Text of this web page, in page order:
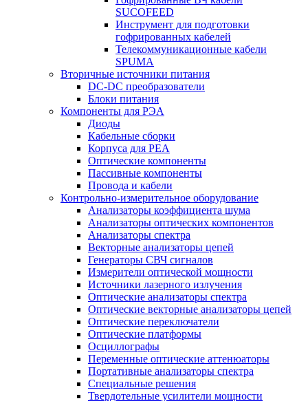
SUCOFEED
Инструмент для подготовки
гофрированных кабелей
Телекоммуникационные кабели
SPUMA
Вторичные источники питания
DC-DC преобразователи
Блоки питания
Компоненты для РЭА
Диоды
Кабельные сборки
Корпуса для РЕА
Оптические компоненты
Пассивные компоненты
Провода и кабели
Контрольно-измерительное оборудование
Анализаторы коэффициента шума
Анализаторы оптических компонентов
Анализаторы спектра
Векторные анализаторы цепей
Генераторы СВЧ сигналов
Измерители оптической мощности
Источники лазерного излучения
Оптические анализаторы спектра
Оптические векторные анализаторы цепей
Оптические переключатели
Оптические платформы
Осциллографы
Переменные оптические аттенюаторы
Портативные анализаторы спектра
Специальные решения
Твердотельные усилители мощности